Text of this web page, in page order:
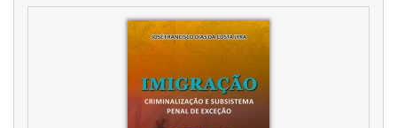
Notas sobre a teoria finalista da ação e da
imputação objetiva, p. 17
Pena. Diminuição de pena, p. 71
Perigo atual. Estado de necessidade, p. 61